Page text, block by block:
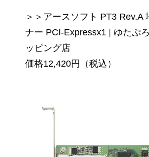
＞＞アースソフト PT3 Rev.A
ナー PCI-Expressx1 | ゆたぷ
ッピング店
価格12,420円（税込）